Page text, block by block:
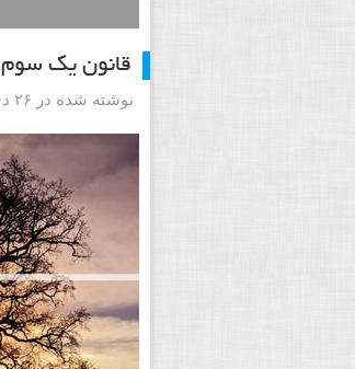
قانون یک سوم
نوشته شده در ۲۶ دی ۱۳۹۷